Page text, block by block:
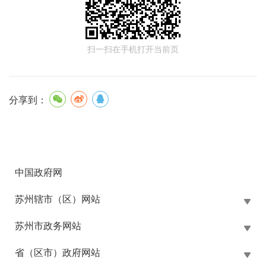
扫一扫在手机打开当前页
分享到：
中国政府网
苏州辖市（区）网站
苏州市政务网站
省（区市）政府网站